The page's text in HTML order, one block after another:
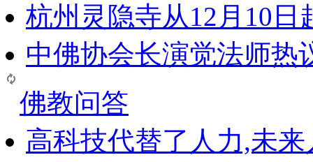
杭州灵隐寺从12月10日
中佛协会长演觉法师热
佛教问答
高科技代替了人力,未